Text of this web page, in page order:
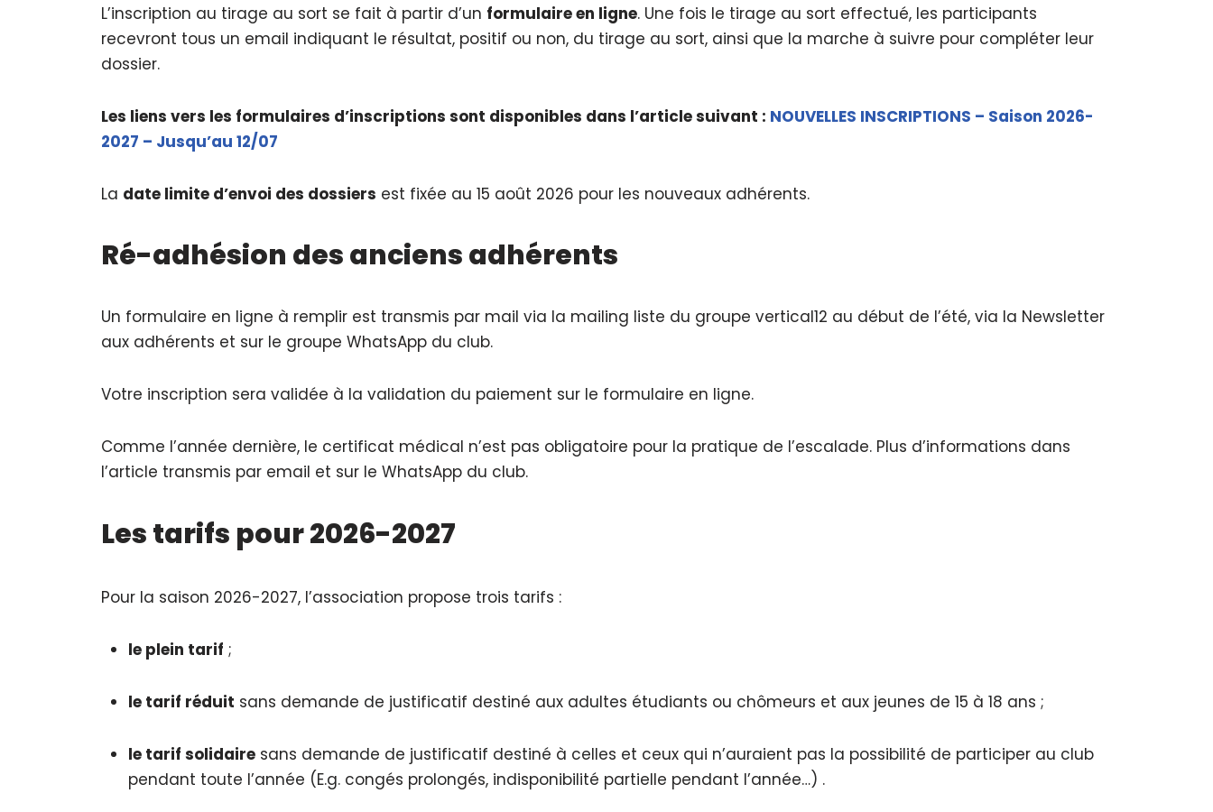
L’inscription au tirage au sort se fait à partir d’un formulaire en ligne. Une fois le tirage au sort effectué, les participants
recevront tous un email indiquant le résultat, positif ou non, du tirage au sort, ainsi que la marche à suivre pour compléter leur
dossier.
Les liens vers les formulaires d’inscriptions sont disponibles dans l’article suivant : NOUVELLES INSCRIPTIONS – Saison 2026-
2027 – Jusqu’au 12/07
La date limite d’envoi des dossiers est fixée au 15 août 2026 pour les nouveaux adhérents.
Ré-adhésion des anciens adhérents
Un formulaire en ligne à remplir est transmis par mail via la mailing liste du groupe vertical12 au début de l’été, via la Newsletter
aux adhérents et sur le groupe WhatsApp du club.
Votre inscription sera validée à la validation du paiement sur le formulaire en ligne.
Comme l’année dernière, le certificat médical n’est pas obligatoire pour la pratique de l’escalade. Plus d’informations dans
l’article transmis par email et sur le WhatsApp du club.
Les tarifs pour 2026-2027
Pour la saison 2026-2027, l’association propose trois tarifs :
le plein tarif ;
le tarif réduit sans demande de justificatif destiné aux adultes étudiants ou chômeurs et aux jeunes de 15 à 18 ans ;
le tarif solidaire sans demande de justificatif destiné à celles et ceux qui n’auraient pas la possibilité de participer au club
pendant toute l’année (E.g. congés prolongés, indisponibilité partielle pendant l’année…) .